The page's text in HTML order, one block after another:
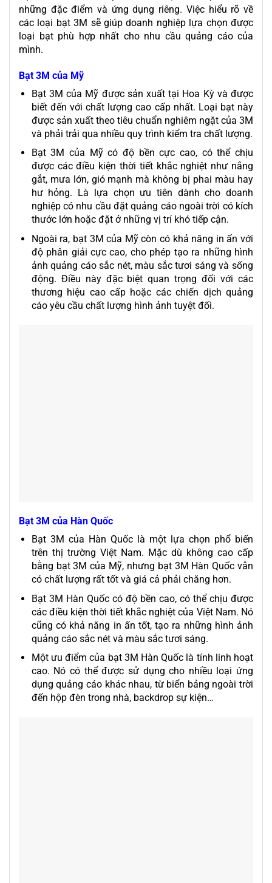
những đặc điểm và ứng dụng riêng. Việc hiểu rõ về
các loại bạt 3M sẽ giúp doanh nghiệp lựa chọn được
loại bạt phù hợp nhất cho nhu cầu quảng cáo của
mình.
Bạt 3M của Mỹ
Bạt 3M của Mỹ được sản xuất tại Hoa Kỳ và được
biết đến với chất lượng cao cấp nhất. Loại bạt này
được sản xuất theo tiêu chuẩn nghiêm ngặt của 3M
và phải trải qua nhiều quy trình kiểm tra chất lượng.
Bạt 3M của Mỹ có độ bền cực cao, có thể chịu
được các điều kiện thời tiết khắc nghiệt như nắng
gắt, mưa lớn, gió mạnh mà không bị phai màu hay
hư hỏng. Là lựa chọn ưu tiên dành cho doanh
nghiệp có nhu cầu đặt quảng cáo ngoài trời có kích
thước lớn hoặc đặt ở những vị trí khó tiếp cận.
Ngoài ra, bạt 3M của Mỹ còn có khả năng in ấn với
độ phân giải cực cao, cho phép tạo ra những hình
ảnh quảng cáo sắc nét, màu sắc tươi sáng và sống
động. Điều này đặc biệt quan trọng đối với các
thương hiệu cao cấp hoặc các chiến dịch quảng
cáo yêu cầu chất lượng hình ảnh tuyệt đối.
Bạt 3M của Hàn Quốc
Bạt 3M của Hàn Quốc là một lựa chọn phổ biến
trên thị trường Việt Nam. Mặc dù không cao cấp
bằng bạt 3M của Mỹ, nhưng bạt 3M Hàn Quốc vẫn
có chất lượng rất tốt và giá cả phải chăng hơn.
Bạt 3M Hàn Quốc có độ bền cao, có thể chịu được
các điều kiện thời tiết khắc nghiệt của Việt Nam. Nó
cũng có khả năng in ấn tốt, tạo ra những hình ảnh
quảng cáo sắc nét và màu sắc tươi sáng.
Một ưu điểm của bạt 3M Hàn Quốc là tính linh hoạt
cao. Nó có thể được sử dụng cho nhiều loại ứng
dụng quảng cáo khác nhau, từ biển bảng ngoài trời
đến hộp đèn trong nhà, backdrop sự kiện…